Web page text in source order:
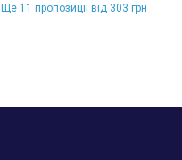
Ще 11 пропозиції від 303 грн